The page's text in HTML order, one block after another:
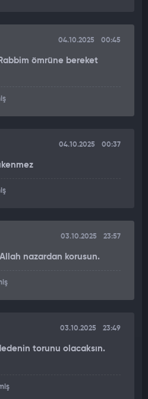
04.10.2025 00:45
ömrüne bereket
04.10.2025 00:37
03.10.2025 23:57
nazardan korusun.
03.10.2025 23:49
torunu olacaksın.